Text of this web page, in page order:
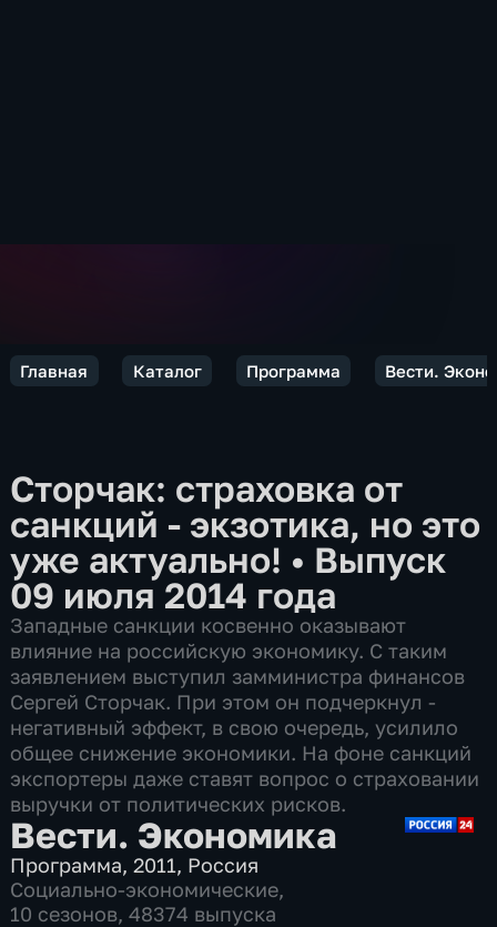
Главная Каталог Программа Вести.
Сторчак: страховка от
санкций - экзотика, но это
уже актуально! • Выпуск
09 июля 2014 года
Западные санкции косвенно оказывают
влияние на российскую экономику. С таким
заявлением выступил замминистра финансов
Сергей Сторчак. При этом он подчеркнул -
негативный эффект, в свою очередь, усилило
общее снижение экономики. На фоне санкций
экспортеры даже ставят вопрос о страховании
выручки от политических рисков.
Вести. Экономика
Программа,2011, Россия
Социально-экономические,
10 сезонов, 48374 выпуска